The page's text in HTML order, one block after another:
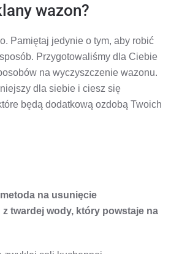
wazon?
Pamiętaj jedynie o tym, aby robić
Przygotowaliśmy dla Ciebie
na wyczyszczenie wazonu.
dla siebie i ciesz się
będą dodatkową ozdobą Twoich
na usunięcie
twardej wody, który powstaje na